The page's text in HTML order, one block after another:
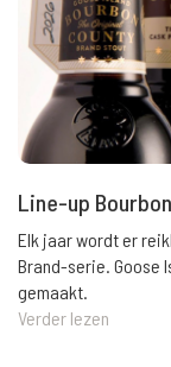
Line-up
Elk jaar wordt er
Brand-serie. Goose
gemaakt.
Verder lezen